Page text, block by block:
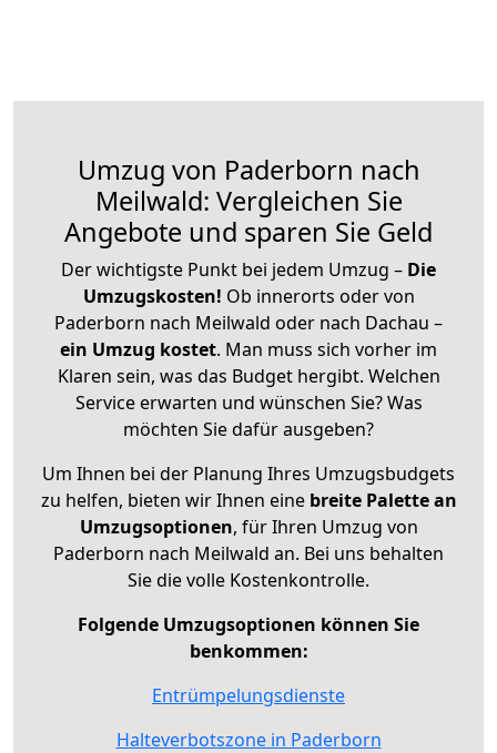
Umzug von Paderborn nach
Meilwald: Vergleichen Sie
Angebote und sparen Sie Geld
Der wichtigste Punkt bei jedem Umzug – Die
Umzugskosten! Ob innerorts oder von
Paderborn nach Meilwald oder nach Dachau –
ein Umzug kostet. Man muss sich vorher im
Klaren sein, was das Budget hergibt. Welchen
Service erwarten und wünschen Sie? Was
möchten Sie dafür ausgeben?
Um Ihnen bei der Planung Ihres Umzugsbudgets
zu helfen, bieten wir Ihnen eine breite Palette an
Umzugsoptionen, für Ihren Umzug von
Paderborn nach Meilwald an. Bei uns behalten
Sie die volle Kostenkontrolle.
Folgende Umzugsoptionen können Sie
benkommen:
Entrümpelungsdienste
Halteverbotszone in Paderborn